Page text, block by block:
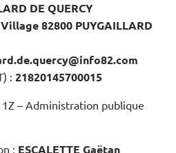
DE QUERCY
82800 PUYGAILLARD
: 21820145700015
– Administration publique
: ESCALETTE Gaëtan